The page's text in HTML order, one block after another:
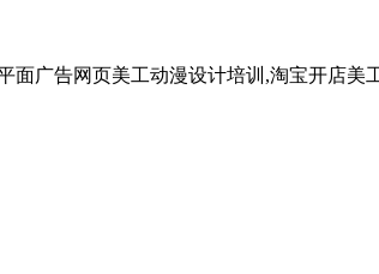
广告网页美工动漫设计培训,淘宝开店美